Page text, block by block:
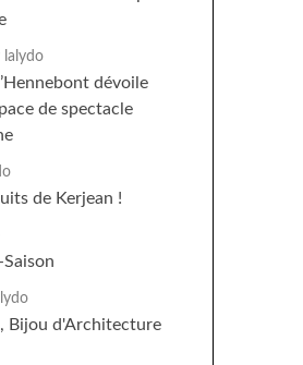
lalydo
dévoile
de spectacle
de Kerjean !
Bijou d'Architecture